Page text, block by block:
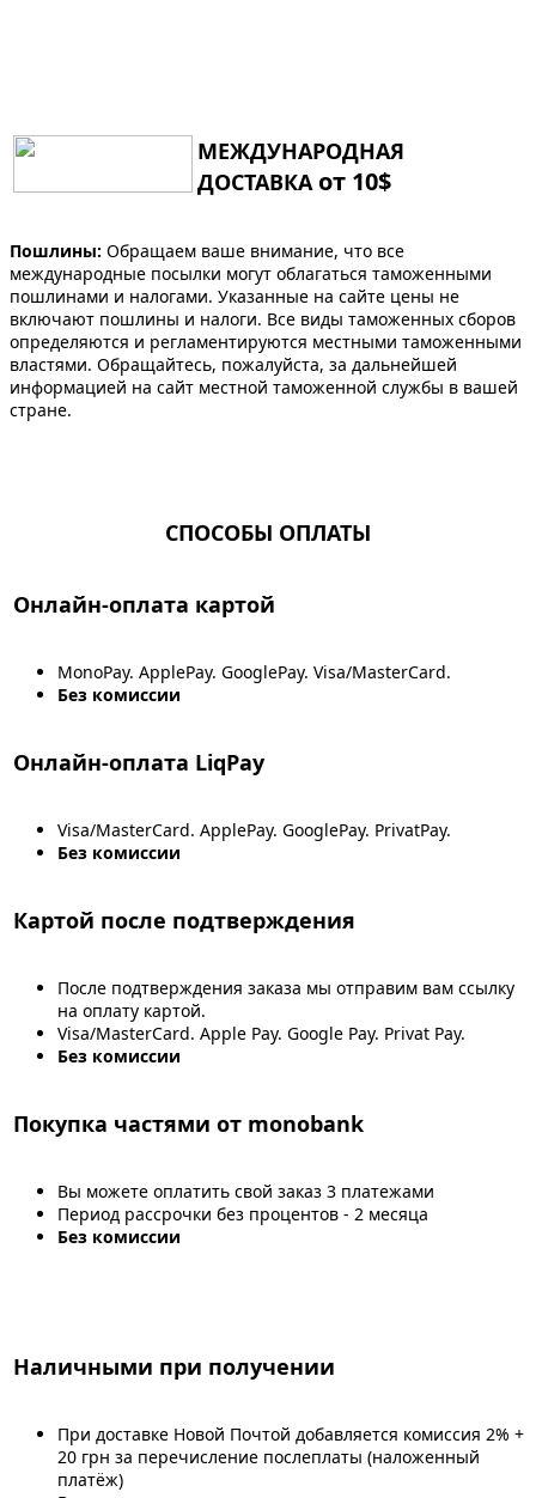
МЕЖДУНАРОДНАЯ
ДОСТАВКА от 10$
Пошлины: Обращаем ваше внимание, что все
международные посылки могут облагаться таможенными
пошлинами и налогами. Указанные на сайте цены не
включают пошлины и налоги. Все виды таможенных сборов
определяются и регламентируются местными таможенными
властями. Обращайтесь, пожалуйста, за дальнейшей
информацией на сайт местной таможенной службы в вашей
стране.
СПОСОБЫ ОПЛАТЫ
Онлайн-оплата картой
MonoPay. ApplePay. GooglePay. Visa/MasterCard.
Без комиссии
Онлайн-оплата LiqPay
Visa/MasterCard. ApplePay. GooglePay. PrivatPay.
Без комиссии
Картой после подтверждения
После подтверждения заказа мы отправим вам ссылку
на оплату картой.
Visa/MasterCard. Apple Pay. Google Pay. Privat Pay.
Без комиссии
Покупка частями от monobank
Вы можете оплатить свой заказ 3 платежами
Период рассрочки без процентов - 2 месяца
Без комиссии
Наличными при получении
При доставке Новой Почтой добавляется комиссия 2% +
20 грн за перечисление послеплаты (наложенный
платёж)